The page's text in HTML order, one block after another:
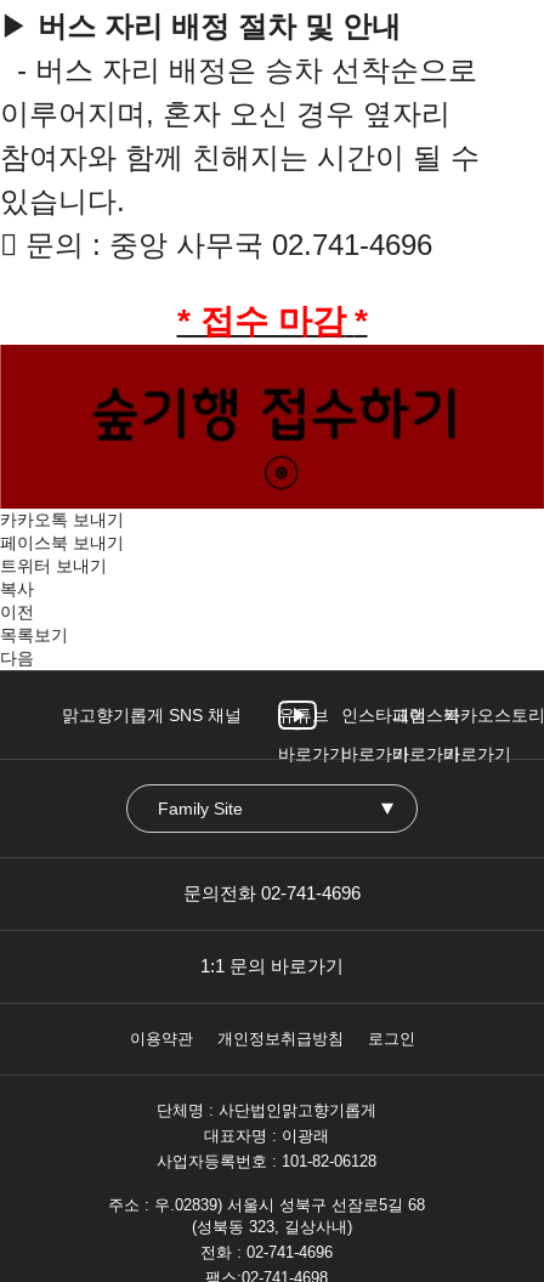
▶ 버스 자리 배정 절차 및 안내
- 버스 자리 배정은 승차 선착순으로
이루어지며, 혼자 오신 경우 옆자리
참여자와 함께 친해지는 시간이 될 수
있습니다.
 문의 : 중앙 사무국 02.741-4696
* 접수 마감 *
카카오톡 보내기
페이스북 보내기
트위터 보내기
복사
이전
목록보기
다음
맑고향기롭게 SNS 채널
유튜브
바로가기
인스타그램
바로가기
페이스북
바로가기
카카오스토리
바로가기
Family Site
문의전화 02-741-4696
1:1 문의 바로가기
이용약관 개인정보취급방침 로그인
단체명 : 사단법인맑고향기롭게
대표자명 : 이광래
사업자등록번호 : 101-82-06128
주소 : 우.02839) 서울시 성북구 선잠로5길 68
(성북동 323, 길상사내)
전화 : 02-741-4696
팩스:02-741-4698